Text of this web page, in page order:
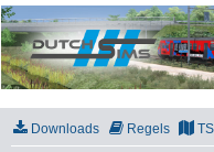
DutchSims
Downloads Regels